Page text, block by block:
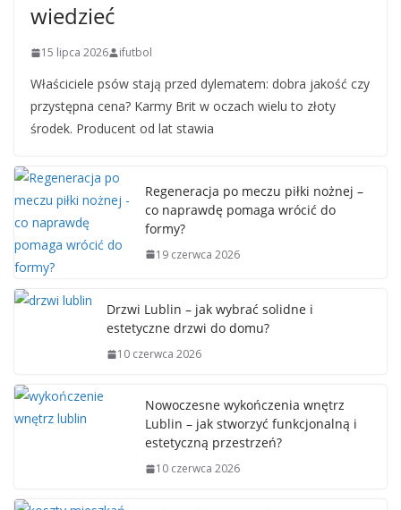
wiedzieć
15 lipca 2026 ifutbol
Właściciele psów stają przed dylematem: dobra jakość czy
przystępna cena? Karmy Brit w oczach wielu to złoty
środek. Producent od lat stawia
Regeneracja po meczu piłki nożnej –
co naprawdę pomaga wrócić do
formy?
19 czerwca 2026
Drzwi Lublin – jak wybrać solidne i
estetyczne drzwi do domu?
10 czerwca 2026
Nowoczesne wykończenia wnętrz
Lublin – jak stworzyć funkcjonalną i
estetyczną przestrzeń?
10 czerwca 2026